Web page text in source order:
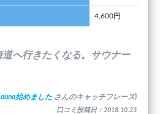
4,600円
道へ行きたくなる。サウナー
始めました さんのキャッチフレーズ)
口コミ投稿日：2018.10.23